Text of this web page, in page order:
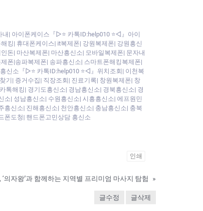
| 아이폰케이스『▷⭐ 카톡ID:help010 ⭐◁』아이
킹| 휴대폰케이스| it복제폰| 강원복제폰| 강원흥신
돈| 마산복제폰| 마산흥신소| 모바일복제폰| 문자내
폰|송파복제폰| 송파흥신소| 스마트폰해킹복제폰|
신소『▷⭐ 카톡ID:help010 ⭐◁』위치조회| 이천복
기| 증거수집| 직장조회| 진료기록| 창원복제폰| 창
톡해킹| 경기도흥신소| 경남흥신소| 경북흥신소| 경
| 성남흥신소| 수원흥신소| 시흥흥신소| 에프원민
신소| 진해흥신소| 천안흥신소| 충남흥신소| 충북
폰도청| 핸드폰고민상담 흥신소
인쇄
의자왕’과 함께하는 지역별 프리미엄 마사지 탐험 »
글수정 글삭제